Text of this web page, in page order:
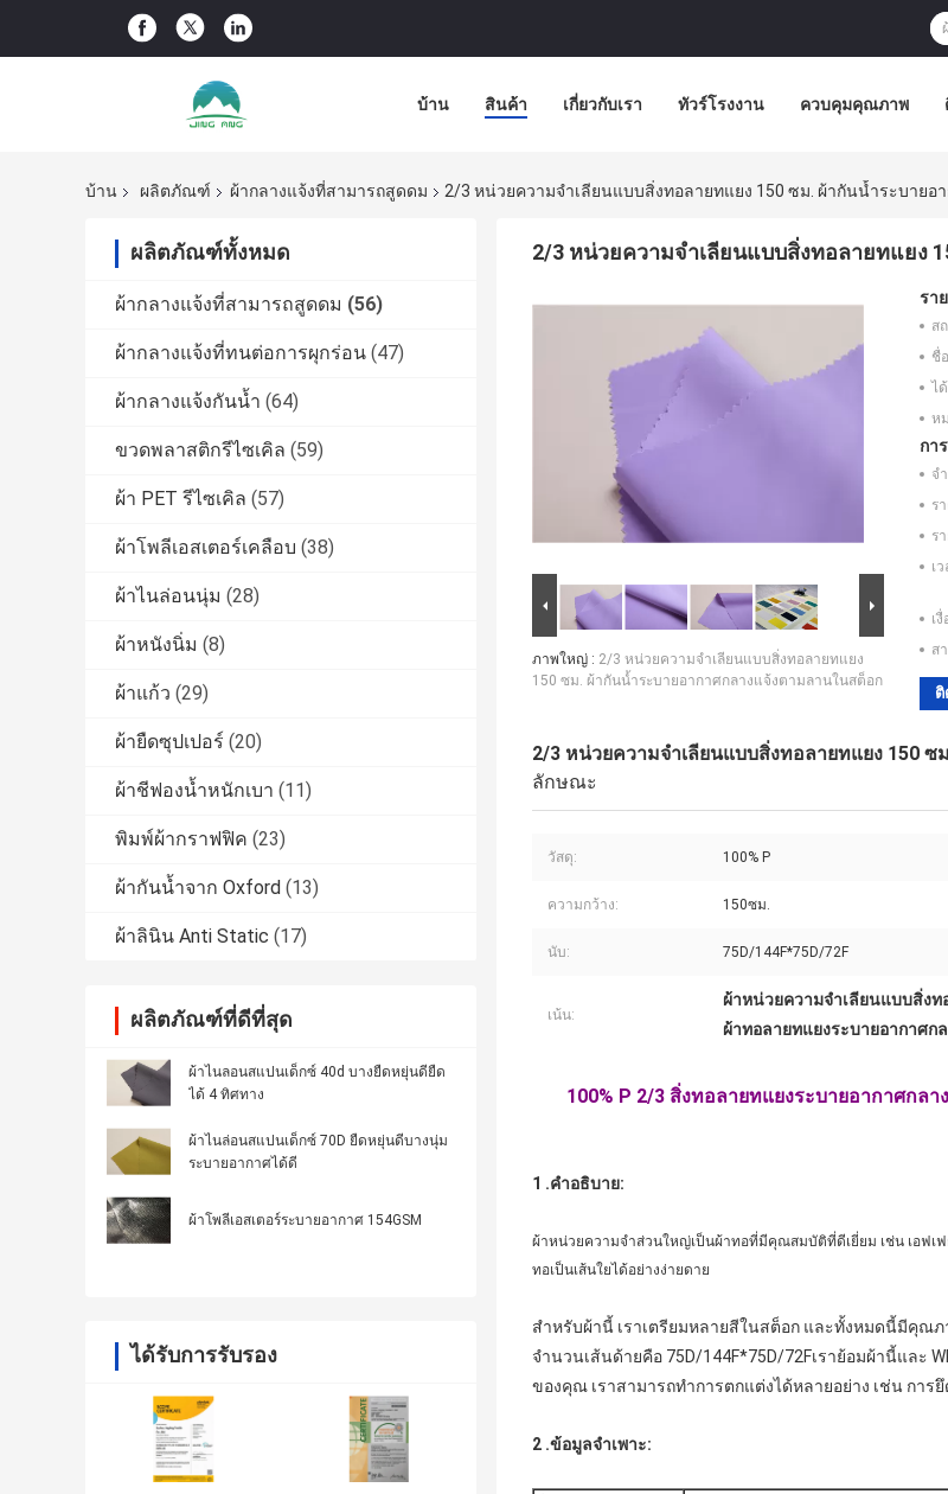
บ้าน สินค้า เกี่ยวกับเรา ทัวร์โรงงาน ควบคุมคุณภาพ
บ้าน ผลิตภัณฑ์ ผ้ากลางแจ้งที่สามารถสูดดม 2/3 หน่วยความจำเลียนแบบสิ่งทอลายทแยง 150 ซม. ผ้ากันน้ำระบายอ
ผลิตภัณฑ์ทั้งหมด
ผ้ากลางแจ้งที่สามารถสูดดม (56)
ผ้ากลางแจ้งที่ทนต่อการผุกร่อน (47)
ผ้ากลางแจ้งกันน้ำ (64)
ขวดพลาสติกรีไซเคิล (59)
ผ้า PET รีไซเคิล (57)
ผ้าโพลีเอสเตอร์เคลือบ (38)
ผ้าไนล่อนนุ่ม (28)
ผ้าหนังนิ่ม (8)
ผ้าแก้ว (29)
ผ้ายืดซุปเปอร์ (20)
ผ้าชีฟองน้ำหนักเบา (11)
พิมพ์ผ้ากราฟฟิค (23)
ผ้ากันน้ำจาก Oxford (13)
ผ้าลินิน Anti Static (17)
ผลิตภัณฑ์ที่ดีที่สุด
ผ้าไนลอนสแปนเด็กซ์ 40d บางยืดหยุ่นดียืด
ได้ 4 ทิศทาง
ผ้าไนล่อนสแปนเด็กซ์ 70D ยืดหยุ่นดีบางนุ่ม
ระบายอากาศได้ดี
ผ้าโพลีเอสเตอร์ระบายอากาศ 154GSM
ได้รับการรับรอง
2/3 หน่วยความจำเลียนแบบสิ่งทอลายทแยง
ภาพใหญ่ : 2/3 หน่วยความจำเลียนแบบสิ่งทอลายทแยง
150 ซม. ผ้ากันน้ำระบายอากาศกลางแจ้งตามลานในสต็อก
รา
ส
ชื่
ไ
ห
กา
จ
ร
ร
เ
เ
ส
ติ
2/3 หน่วยความจำเลียนแบบสิ่งทอลายทแยง 150
ลักษณะ
วัสดุ: 100% P
ความกว้าง: 150ซม.
นับ: 75D/144F*75D/72F
เน้น:
ผ้าหน่วยความจำเลียนแบบสิ่งท
ผ้าทอลายทแยงระบายอากาศก
100% P 2/3 สิ่งทอลายทแยงระบายอากาศกล
1 .คำอธิบาย:
ผ้าหน่วยความจำส่วนใหญ่เป็นผ้าทอที่มีคุณสมบัติที่ดีเยี่ยม เช่น เอฟเ
ทอเป็นเส้นใยได้อย่างง่ายดาย
สำหรับผ้านี้ เราเตรียมหลายสีในสต็อก และทั้งหมดนี้มีคุณ
จำนวนเส้นด้ายคือ 75D/144F*75D/72Fเราย้อมผ้านี้และ
ของคุณ เราสามารถทำการตกแต่งได้หลายอย่าง เช่น กา
2 .ข้อมูลจำเพาะ: